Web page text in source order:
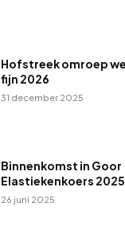
Hofstreek omroep
fijn 2026
31 december 2025
Binnenkomst in Goor
Elastiekenkoers 2025
26 juni 2025